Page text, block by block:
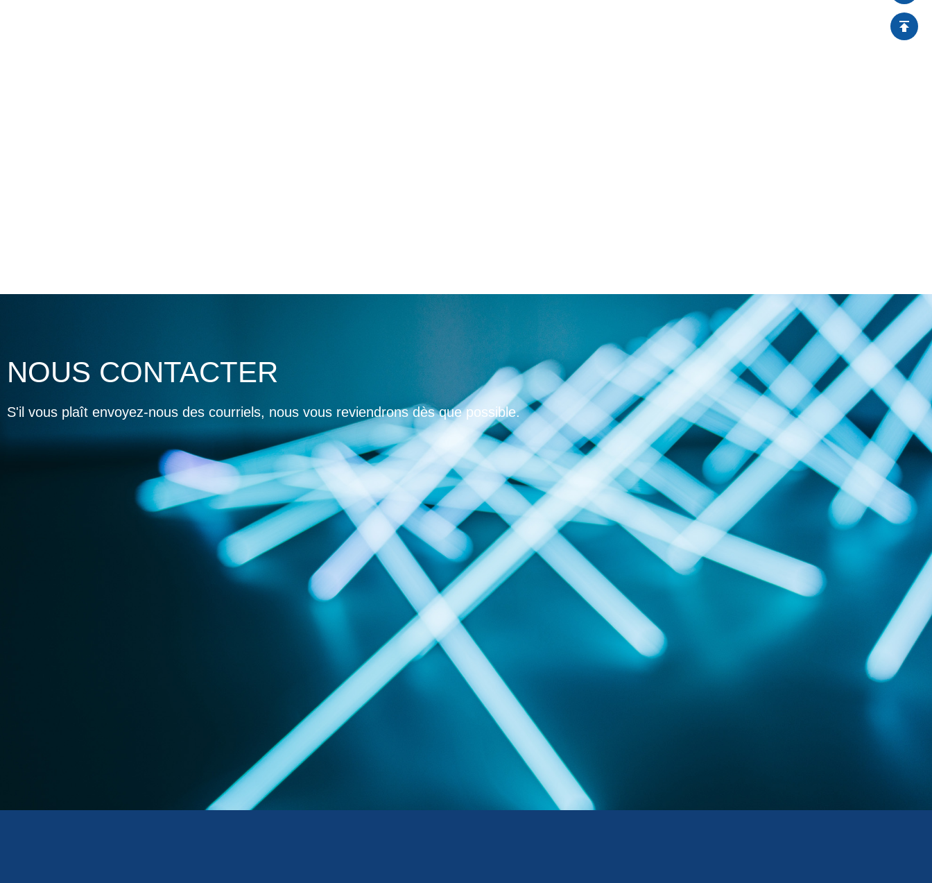
NOUS CONTACTER
S'il vous plaît envoyez-nous des courriels, nous vous reviendrons dès que possible.